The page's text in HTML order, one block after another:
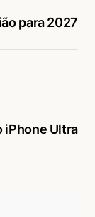
para 2027
iPhone Ultra